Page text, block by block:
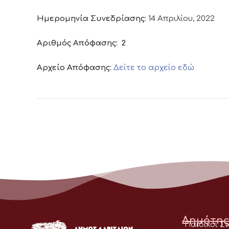
Ημερομηνία Συνεδρίασης: 14 Απριλίου, 2022
Αριθμός Απόφασης: 2
Αρχείο Απόφασης: Δείτε το αρχείο εδώ
Παιδικοί